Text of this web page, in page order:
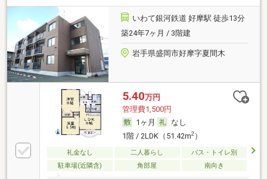
いわて銀河鉄道 好摩駅 徒歩13分
築24年7ヶ月 / 3階建
岩手県盛岡市好摩字夏間木
5.40万円
管理費1,500円
1ヶ月
なし
1階 / 2LDK（51.42m2）
礼金なし 二人暮らし
バス・トイレ別
駐車場(近隣含)
角部屋 南向き